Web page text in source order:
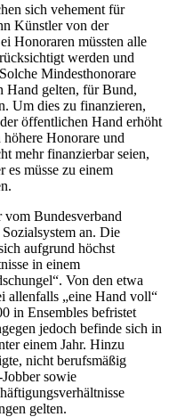
sich vehement für
Künstler von der
Honoraren müssten alle
werden und
Mindesthonorare
Hand gelten, für Bund,
Um dies zu finanzieren,
öffentlichen Hand erhöht
Honorare und
mehr finanzierbar seien,
es müsse zu einem
vom Bundesverband
an. Die
aufgrund höchst
in einem
Von den etwa
allenfalls „eine Hand voll“
in Ensembles befristet
jedoch befinde sich in
einem Jahr. Hinzu
nicht berufsmäßig
sowie
gelten.